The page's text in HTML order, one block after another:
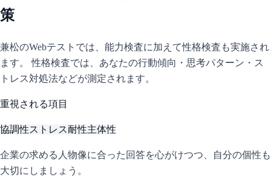
策
兼松のWebテストでは、能力検査に加えて性格検査も実施され
ます。 性格検査では、あなたの行動傾向・思考パターン・ス
トレス対処法などが測定されます。
重視される項目
協調性ストレス耐性主体性
企業の求める人物像に合った回答を心がけつつ、自分の個性も
大切にしましょう。